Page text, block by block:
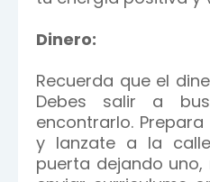
Dinero:
Recuerda que el
Debes salir a
encontrarlo.
y lanzate a la
puerta dejando